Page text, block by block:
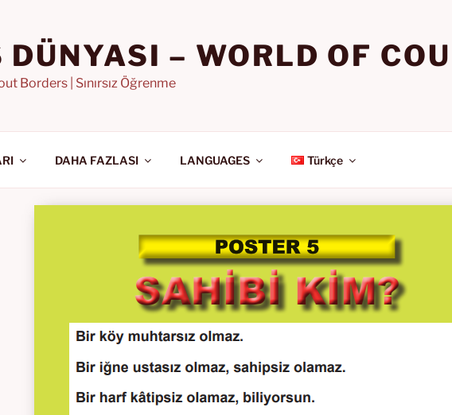
DÜNYASI – WORLD OF
Borders | Sınırsız Öğrenme
DAHA FAZLASI LANGUAGES Türkçe